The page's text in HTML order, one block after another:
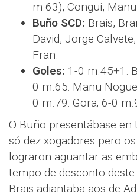
m.63), Congui,
Buño SCD: Brais,
David, Jorge
Fran.
Goles: 1-0 m.45+1:
0 m.65: Manu
0 m.79: Gora; 6-0
O Buño presentábase
só dez xogadores pero
lograron aguantar as
tempo de desconto
Brais adiantaba aos de